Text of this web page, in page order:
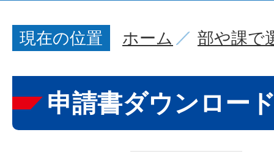
現在の位置 ホーム 部や課で
申請書ダウンロー